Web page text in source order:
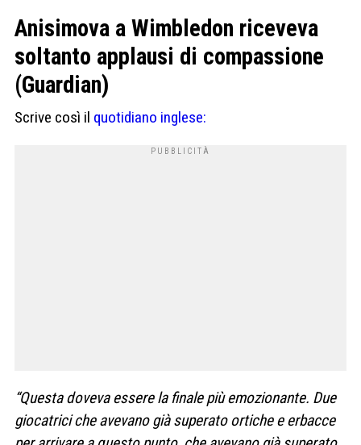
Anisimova a Wimbledon riceveva
soltanto applausi di compassione
(Guardian)
Scrive così il quotidiano inglese:
“Questa doveva essere la finale più emozionante. Due
giocatrici che avevano già superato ortiche e erbacce